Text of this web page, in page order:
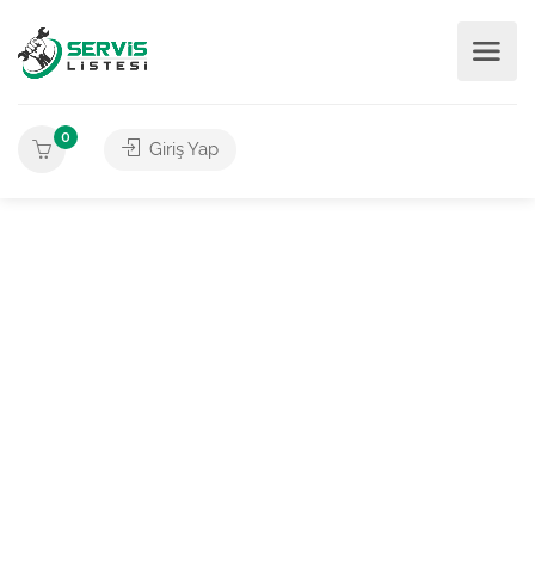
0
Giriş Yap